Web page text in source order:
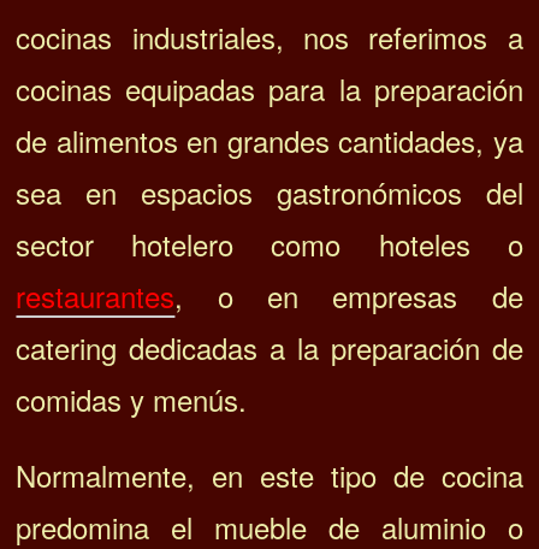
cocinas industriales, nos referimos a
cocinas equipadas para la preparación
de alimentos en grandes cantidades, ya
sea en espacios gastronómicos del
sector hotelero como hoteles o
restaurantes, o en empresas de
catering dedicadas a la preparación de
comidas y menús.
Normalmente, en este tipo de cocina
predomina el mueble de aluminio o